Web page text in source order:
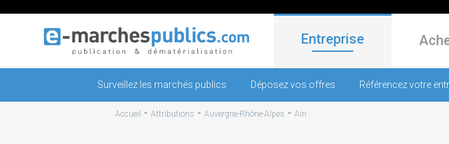
Entreprise
Surveillez les marchés publics Déposez vos offres Référencez votre
Accueil - Attributions - Auvergne-Rhône-Alpes - Ain